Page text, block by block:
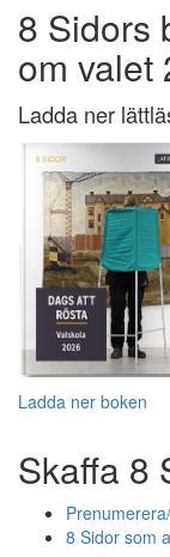
8 Sidors
om valet
Ladda ner
Ladda ner boken
Skaffa 8
8 Sidor som